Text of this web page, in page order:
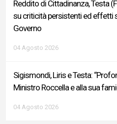
Reddito di Cittadinanza, Testa
su criticità persistenti ed effetti
Governo
04 Agosto 2026
Sigismondi, Liris e Testa:
Ministro Roccella e alla sua
04 Agosto 2026